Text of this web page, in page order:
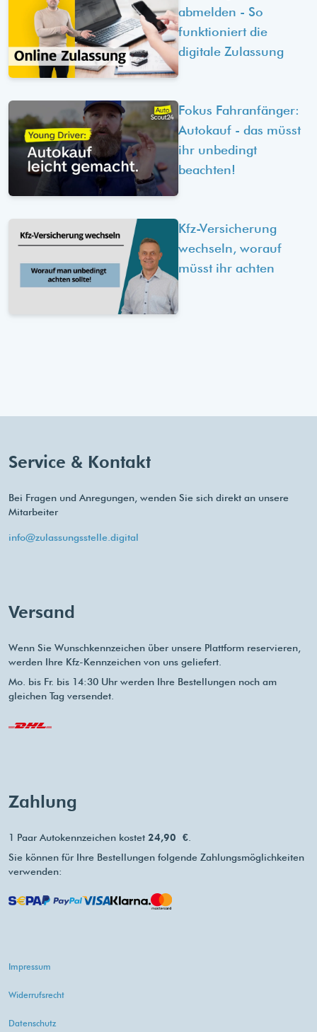
abmelden - So
funktioniert die
digitale Zulassung
Fokus Fahranfänger:
Autokauf - das müsst
ihr unbedingt
beachten!
Kfz-Versicherung
wechseln, worauf
müsst ihr achten
Service & Kontakt
Bei Fragen und Anregungen, wenden Sie sich direkt an unsere
Mitarbeiter
info@zulassungsstelle.digital
Versand
Wenn Sie Wunschkennzeichen über unsere Plattform reservieren,
werden Ihre Kfz-Kennzeichen von uns geliefert.
Mo. bis Fr. bis 14:30 Uhr werden Ihre Bestellungen noch am
gleichen Tag versendet.
Zahlung
1 Paar Autokennzeichen kostet 24,90 €
Sie können für Ihre Bestellungen folgende Zahlungsmöglichkeiten
verwenden:
Impressum
Widerrufsrecht
Datenschutz